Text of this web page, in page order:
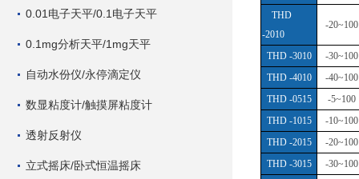
0.01电子天平/0.1电子天平
0.1mg分析天平/1mg天平
自动水份仪/永停滴定仪
数显粘度计/触摸屏粘度计
透射反射仪
立式摇床/卧式恒温摇床
THD
-2010
-20~100
THD -3010
-30~100
THD -4010
-40~100
THD -0515
-5~100
THD -1015
-10~100
THD -2015
-20~100
THD -3015
-30~100